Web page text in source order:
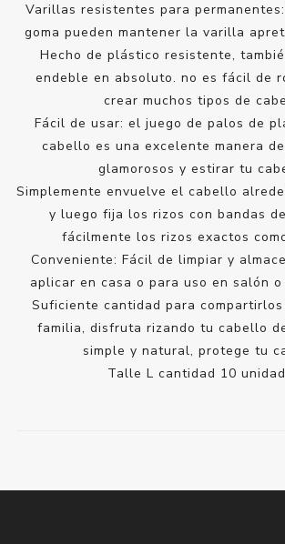
Varillas resistentes para
goma pueden mantener la varilla
Hecho de plástico resistente,
endeble en absoluto. no es fácil de
crear muchos tipos de
Fácil de usar: el juego de palos de
cabello es una excelente manera
glamorosos y estirar tu
Simplemente envuelve el cabello
y luego fija los rizos con bandas
fácilmente los rizos exactos
Conveniente: Fácil de limpiar y
aplicar en casa o para uso en salón
Suficiente cantidad para
familia, disfruta rizando tu cabello
simple y natural, protege tu
Talle L cantidad 10